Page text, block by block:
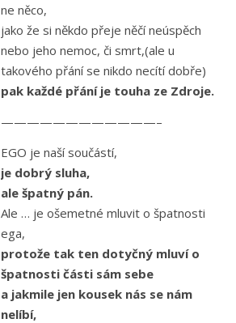
ne něco,
jako že si někdo přeje něčí neúspěch
nebo jeho nemoc, či smrt,(ale u
takového přání se nikdo necítí dobře)
pak každé přání je touha ze Zdroje.
————————————–
EGO je naší součástí,
je dobrý sluha,
ale špatný pán.
Ale … je ošemetné mluvit o špatnosti
ega,
protože tak ten dotyčný mluví o
špatnosti části sám sebe
a jakmile jen kousek nás se nám
nelíbí,